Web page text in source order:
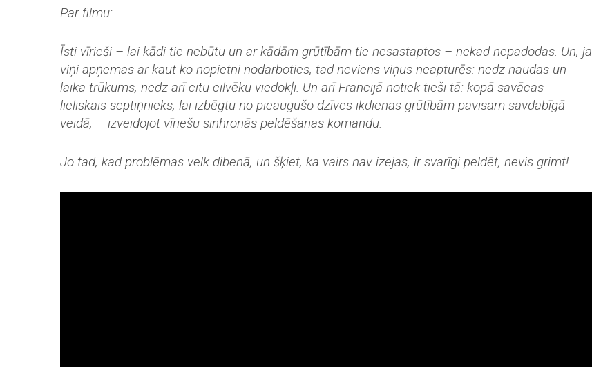
Par filmu:
Īsti vīrieši – lai kādi tie nebūtu un ar kādām grūtībām tie nesastaptos – nekad nepadodas. Un, ja
viņi apņemas ar kaut ko nopietni nodarboties, tad neviens viņus neapturēs: nedz naudas un
laika trūkums, nedz arī citu cilvēku viedokļi. Un arī Francijā notiek tieši tā: kopā savācas
lieliskais septiņnieks, lai izbēgtu no pieaugušo dzīves ikdienas grūtībām pavisam savdabīgā
veidā, – izveidojot vīriešu sinhronās peldēšanas komandu.
Jo tad, kad problēmas velk dibenā, un šķiet, ka vairs nav izejas, ir svarīgi peldēt, nevis grimt!